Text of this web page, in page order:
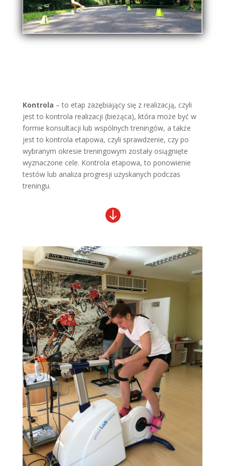
Kontrola – to etap zazębiający się z realizacją, czyli
jest to kontrola realizacji (bieżąca), która może być w
formie konsultacji lub wspólnych treningów, a także
jest to kontrola etapowa, czyli sprawdzenie, czy po
wybranym okresie treningowym zostały osiągnięte
wyznaczone cele. Kontrola etapowa, to ponowienie
testów lub analiza progresji uzyskanych podczas
treningu.
